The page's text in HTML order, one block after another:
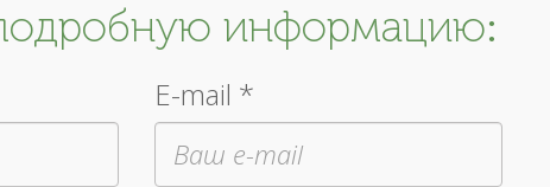
информацию:
E-mail *